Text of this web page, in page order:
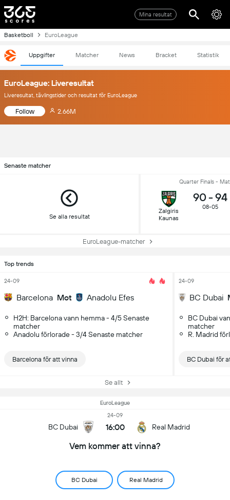
Mina resultat
Basketboll EuroLeague
Uppgifter Matcher News Bracket Statistik
EuroLeague: Liveresultat
Liveresultat, tävlingstider och resultat för EuroLeague
Follow 2.66M
Senaste matcher
Se alla resultat
Quarter Finals -
Zalgiris
Kaunas
90- 94
08-05
EuroLeague-matcher
Top trends
24-09
Barcelona Mot Anadolu Efes
H2H: Barcelona vann hemma - 4/5 Senaste
matcher
Anadolu förlorade - 3/4 Senaste matcher
Barcelona för att vinna
24-09
BC Dubai
BC Dubai
matcher
R. Madrid
BC Dubai för
Se allt
EuroLeague
BC Dubai
24-09
16:00 Real Madrid
Vem kommer att vinna?
BC Dubai Real Madrid